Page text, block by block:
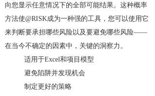
向您显示任意情况下的全部可能结果。这种概率
方法使@RISK成为一种强的工具，您可以使用它
来判断要承担哪些风险以及要避免哪些风险——
在当今不确定的因素中，关键的洞察力。
适用于Excel和项目模型
避免陷阱并发现机会
制定更好的策略